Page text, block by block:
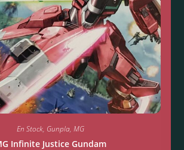
En Stock, Gunpla, MG
Infinite Justice Gundam